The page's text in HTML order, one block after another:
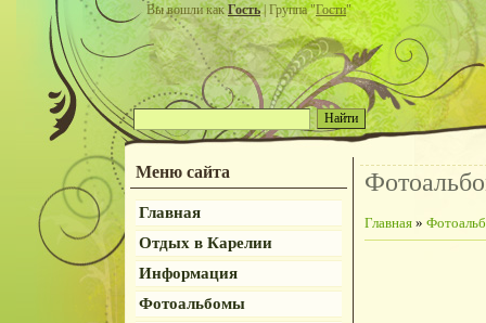
Вы вошли какГость| Группа "Гости"
Меню сайта
Главная
Отдых в Карелии
Информация
Фотоальбомы
Главная »